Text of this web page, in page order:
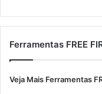
Ferramentas FREE
Veja Mais Ferramentas